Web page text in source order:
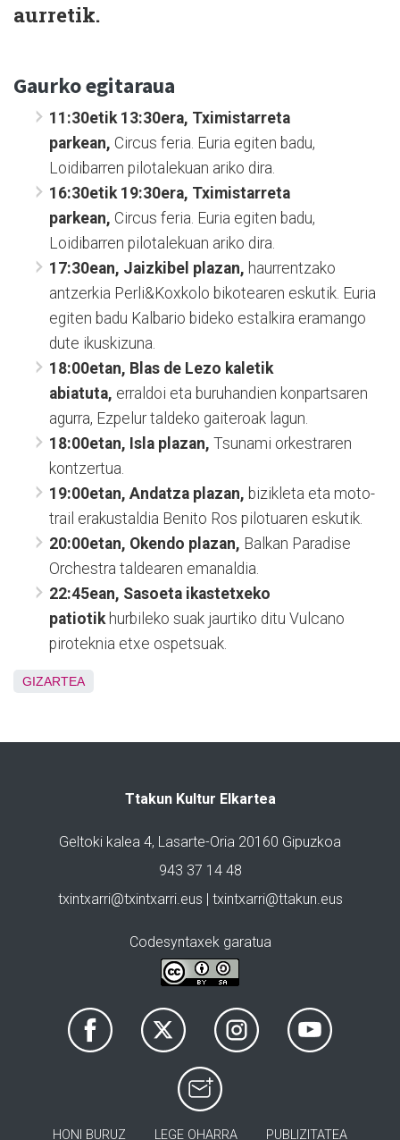
aurretik.
Gaurko egitaraua
11:30etik 13:30era, Tximistarreta
parkean, Circus feria. Euria egiten badu,
Loidibarren pilotalekuan ariko dira.
16:30etik 19:30era, Tximistarreta
parkean, Circus feria. Euria egiten badu,
Loidibarren pilotalekuan ariko dira.
17:30ean, Jaizkibel plazan, haurrentzako
antzerkia Perli&Koxkolo bikotearen eskutik. Euria
egiten badu Kalbario bideko estalkira eramango
dute ikuskizuna.
18:00etan, Blas de Lezo kaletik
abiatuta, erraldoi eta buruhandien konpartsaren
agurra, Ezpelur taldeko gaiteroak lagun.
18:00etan, Isla plazan, Tsunami orkestraren
kontzertua.
19:00etan, Andatza plazan, bizikleta eta moto-
trail erakustaldia Benito Ros pilotuaren eskutik.
20:00etan, Okendo plazan, Balkan Paradise
Orchestra taldearen emanaldia.
22:45ean, Sasoeta ikastetxeko
patiotik hurbileko suak jaurtiko ditu Vulcano
piroteknia etxe ospetsuak.
GIZARTEA
Ttakun Kultur Elkartea
Geltoki kalea 4, Lasarte-Oria 20160 Gipuzkoa
943 37 14 48
txintxarri@txintxarri.eus | txintxarri@ttakun.eus
Codesyntaxek garatua
HONI BURUZ LEGE OHARRA PUBLIZITATEA